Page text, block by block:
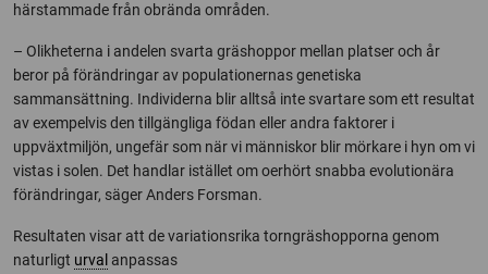
härstammade från obrända områden.
– Olikheterna i andelen svarta gräshoppor mellan platser och år
beror på förändringar av populationernas genetiska
sammansättning. Individerna blir alltså inte svartare som ett resultat
av exempelvis den tillgängliga födan eller andra faktorer i
uppväxtmiljön, ungefär som när vi människor blir mörkare i hyn om vi
vistas i solen. Det handlar istället om oerhört snabba evolutionära
förändringar, säger Anders Forsman.
Resultaten visar att de variationsrika torngräshopporna genom
naturligt urval anpassas